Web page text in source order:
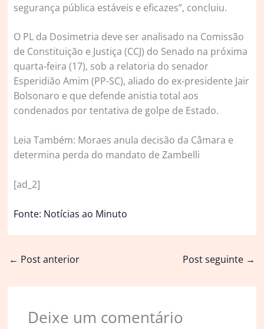
segurança pública estáveis e eficazes”, concluiu.
O PL da Dosimetria deve ser analisado na Comissão
de Constituição e Justiça (CCJ) do Senado na próxima
quarta-feira (17), sob a relatoria do senador
Esperidião Amim (PP-SC), aliado do ex-presidente Jair
Bolsonaro e que defende anistia total aos
condenados por tentativa de golpe de Estado.
Leia Também: Moraes anula decisão da Câmara e
determina perda do mandato de Zambelli
[ad_2]
Fonte: Notícias ao Minuto
← Post anterior Post seguinte →
Deixe um comentário